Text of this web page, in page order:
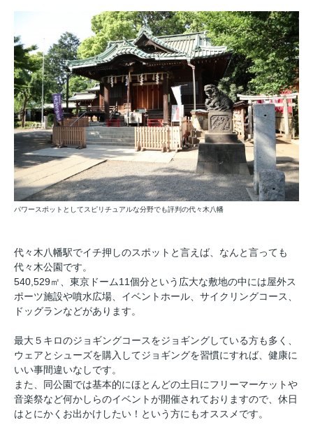
パワースポットとしてスピリチュアルな分野でも評判の代々木八幡
代々木八幡駅でイチ押しのスポットと言えば、なんと言っても
代々木公園です。
540,529㎡、東京ドーム11個分という広大な敷地の中には屋外ス
ポーツ施設や噴水広場、イベントホール、サイクリングコース、
ドッグランなどがあります。
最大５キロのジョギングコースをジョギングしている方も多く、
ウェアとシューズを購入してジョギングを習慣にすれば、健康に
いい事間違いなしです。
また、同公園では基本的にほとんどの土日にフリーマーケットや
音楽祭など何かしらのイベントが開催されておりますので、休日
はとにかくお出かけしたい！という方にもオススメです。